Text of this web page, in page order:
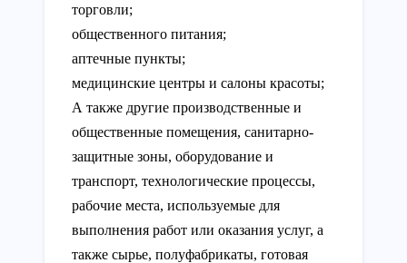
торговли;
общественного питания;
аптечные пункты;
медицинские центры и салоны красоты;
А также другие производственные и
общественные помещения, санитарно-
защитные зоны, оборудование и
транспорт, технологические процессы,
рабочие места, используемые для
выполнения работ или оказания услуг, а
также сырье, полуфабрикаты, готовая